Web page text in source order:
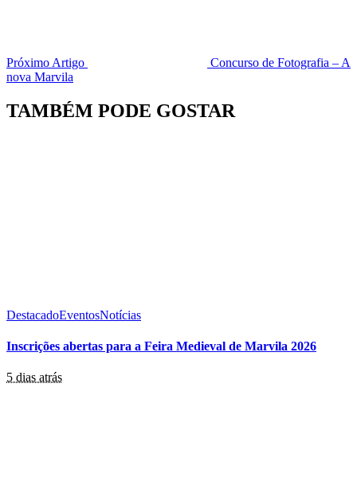
Próximo Artigo
Concurso de Fotografia – A
nova Marvila
TAMBÉM PODE GOSTAR
DestacadoEventosNotícias
Inscrições abertas para a Feira Medieval de Marvila 2026
5 dias atrás